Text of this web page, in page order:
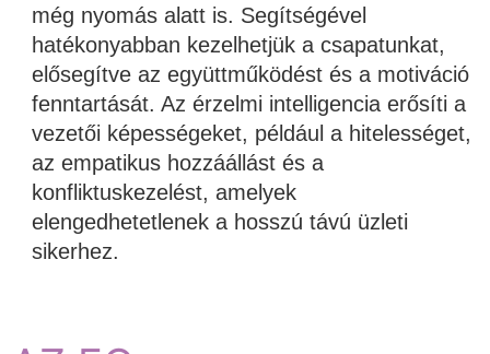
még nyomás alatt is. Segítségével
hatékonyabban kezelhetjük a csapatunkat,
elősegítve az együttműködést és a motiváció
fenntartását. Az érzelmi intelligencia erősíti a
vezetői képességeket, például a hitelességet,
az empatikus hozzáállást és a
konfliktuskezelést, amelyek
elengedhetetlenek a hosszú távú üzleti
sikerhez.